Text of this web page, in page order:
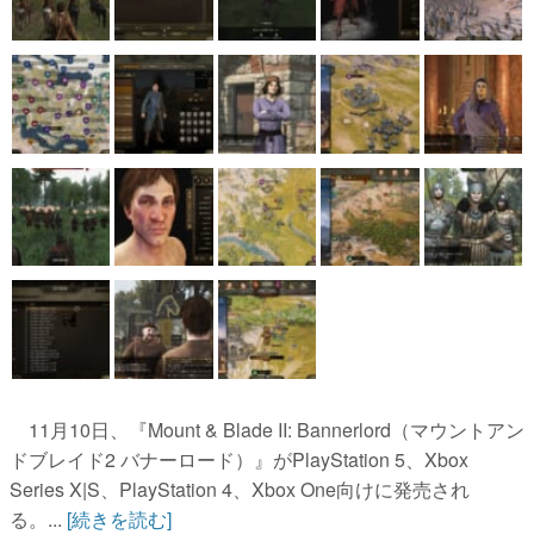
11月10日、『Mount & Blade II: Bannerlord（マウントアン
ドブレイド2 バナーロード）』がPlayStation 5、Xbox
Series X|S、PlayStation 4、Xbox One向けに発売され
る。... [続きを読む]